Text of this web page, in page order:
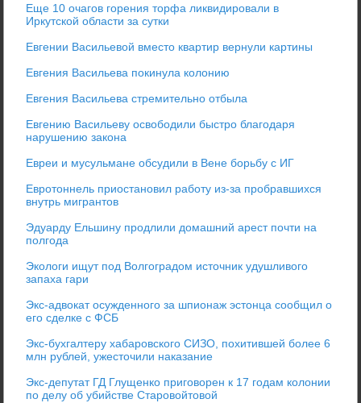
Еще 10 очагов горения торфа ликвидировали в
Иркутской области за сутки
Евгении Васильевой вместо квартир вернули картины
Евгения Васильева покинула колонию
Евгения Васильева стремительно отбыла
Евгению Васильеву освободили быстро благодаря
нарушению закона
Евреи и мусульмане обсудили в Вене борьбу с ИГ
Евротоннель приостановил работу из-за пробравшихся
внутрь мигрантов
Эдуарду Ельшину продлили домашний арест почти на
полгода
Экологи ищут под Волгоградом источник удушливого
запаха гари
Экс-адвокат осужденного за шпионаж эстонца сообщил о
его сделке с ФСБ
Экс-бухгалтеру хабаровского СИЗО, похитившей более 6
млн рублей, ужесточили наказание
Экс-депутат ГД Глущенко приговорен к 17 годам колонии
по делу об убийстве Старовойтовой